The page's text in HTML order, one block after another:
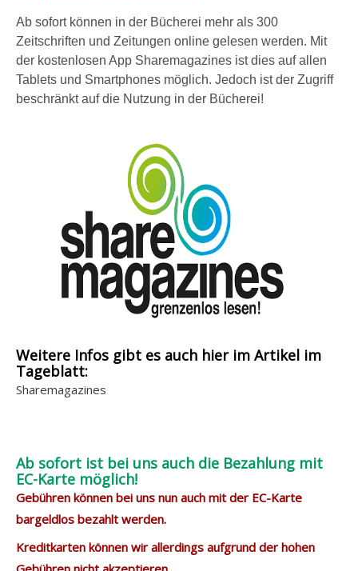
Ab sofort können in der Bücherei mehr als 300
Zeitschriften und Zeitungen online gelesen werden. Mit
der kostenlosen App Sharemagazines ist dies auf allen
Tablets und Smartphones möglich. Jedoch ist der Zugriff
beschränkt auf die Nutzung in der Bücherei!
Weitere Infos gibt es auch hier im Artikel im
Tageblatt:
Sharemagazines
Ab sofort ist bei uns auch die Bezahlung mit
EC-Karte möglich!
Gebühren können bei uns nun auch mit der EC-Karte
bargeldlos bezahlt werden.
Kreditkarten können wir allerdings aufgrund der hohen